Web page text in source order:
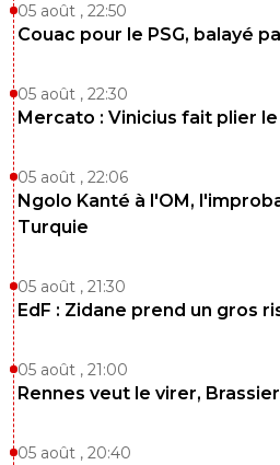
05 août , 22:50
Couac pour le PSG, balayé
05 août , 22:30
Mercato : Vinicius fait plier le
05 août , 22:06
Ngolo Kanté à l'OM,
Turquie
05 août , 21:30
EdF : Zidane prend un gros
05 août , 21:00
Rennes veut le virer,
05 août , 20:40